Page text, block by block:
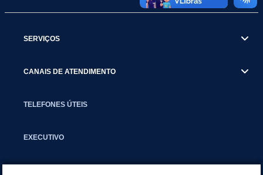
SERVIÇOS
CANAIS DE ATENDIMENTO
TELEFONES ÚTEIS
EXECUTIVO